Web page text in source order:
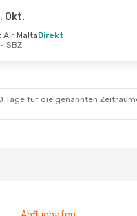
Okt.
Air MaltaDirekt
- SBZ
für die genannten